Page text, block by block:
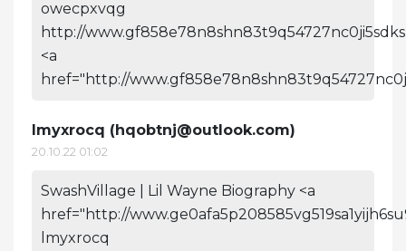
owecpxvqg
http://
<a
href="http://
lmyxrocq (hqobtnj@outlook.com)
20.10.22 01:02
SwashVillage | Lil Wayne Biography <a
href="http://
lmyxrocq